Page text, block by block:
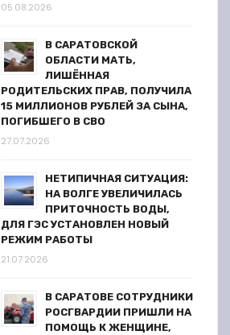
05.08.2026
В САРАТОВСКОЙ
ОБЛАСТИ МАТЬ,
ЛИШЁННАЯ
РОДИТЕЛЬСКИХ ПРАВ, ПОЛУЧИЛА
15 МИЛЛИОНОВ РУБЛЕЙ ЗА СЫНА,
ПОГИБШЕГО В СВО
27.07.2026
НЕТИПИЧНАЯ СИТУАЦИЯ:
НА ВОЛГЕ УВЕЛИЧИЛАСЬ
ПРИТОЧНОСТЬ ВОДЫ,
ДЛЯ ГЭС УСТАНОВЛЕН НОВЫЙ
РЕЖИМ РАБОТЫ
21.07.2026
В САРАТОВЕ СОТРУДНИКИ
РОСГВАРДИИ ПРИШЛИ НА
ПОМОЩЬ К ЖЕНЩИНЕ,